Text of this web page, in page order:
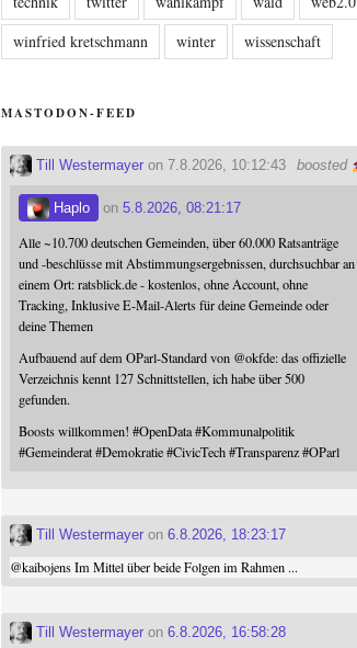
winfried kretschmann
winter wissenschaft
MASTODON-FEED
boosted
Till Westermayer on 7.8.2026, 10:12:43
Haplo on5.8.2026, 08:21:17
Alle ~10.700 deutschen Gemeinden, über 60.000 Ratsanträge
und -beschlüsse mit Abstimmungsergebnissen, durchsuchbar an
einem Ort: ratsblick.de - kostenlos, ohne Account, ohne
Tracking, Inklusive E-Mail-Alerts für deine Gemeinde oder
deine Themen
Aufbauend auf dem OParl-Standard von @okfde: das offizielle
Verzeichnis kennt 127 Schnittstellen, ich habe über 500
gefunden.
Boosts willkommen!#OpenData #Kommunalpolitik
#Gemeinderat #Demokratie #CivicTech #Transparenz #OParl
Till Westermayer on6.8.2026, 18:23:17
@kaibojensIm Mittel über beide Folgen im Rahmen ...
Till Westermayer on6.8.2026, 16:58:28